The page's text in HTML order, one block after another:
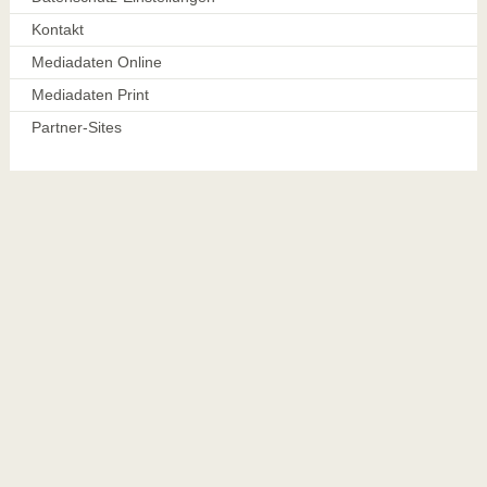
Kontakt
Mediadaten Online
Mediadaten Print
Partner-Sites